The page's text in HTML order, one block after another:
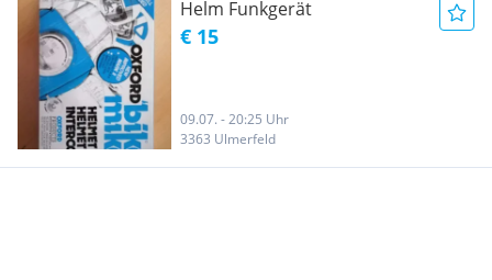
Helm Funkgerät
€ 15
09.07. - 20:25 Uhr
3363 Ulmerfeld